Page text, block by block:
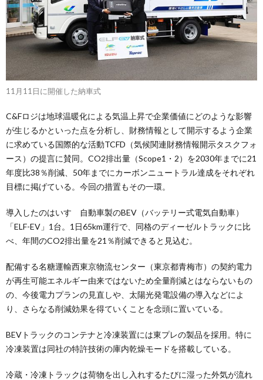
11月11日に開催した納車式
C&Fロジは地球温暖化による気温上昇で企業価値にどのような影響
が生じるかといった点を分析し、財務情報として開示するよう企業
に求めている国際的な活動TCFD（気候関連財務情報開示タスクフォ
ース）の提言に賛同。CO2排出量（Scope1・2）を2030年までに21
年度比38％削減、50年までにカーボンニュートラル達成をそれぞれ
目標に掲げている。今回の措置もその一環。
導入したのはいすゞ自動車製のBEV（バッテリー式電気自動車）
「ELF-EV」1台。1日65km運行で、同格のディーゼルトラックに比
べ、年間のCO2排出量を21％削減できると見込む。
配備する名糖運輸西東京物流センター（東京都青梅市）の契約電力
が再生可能エネルギー由来ではないため全量削減とはならないもの
の、今後電力プランの見直しや、太陽光発電設備の導入などによ
り、さらなる削減効果を得ていくことを念頭に置いている。
BEVトラックのコンテナと冷凍装置には東プレの製品を採用。特に
冷凍装置は同社の特許技術の庫内乾燥モードを搭載している。
冷蔵・冷凍トラックは荷物を出し入れするたびに湿った外気が流れ